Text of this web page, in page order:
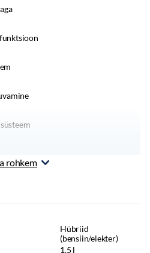
esituled
rohkem
Hübriid
(bensiin/elekter)
1.5 l